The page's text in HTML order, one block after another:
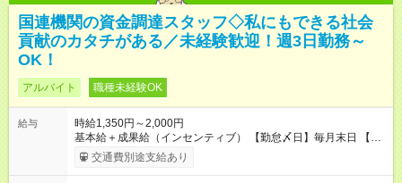
国連機関の資金調達スタッフ◇私にもできる社会
貢献のカタチがある／未経験歓迎！週3日勤務～
OK！
アルバイト 職種未経験OK
給与
時給1,350円～2,000円
基本給＋成果給（インセンティブ） 【勤怠〆日】毎月末日 【給
与支払】翌月15日 下記はモデルの月収例です。詳細は面接でご
案内します。 ────── モデル月収 ────── 【週3日／月12日
交通費別途支給あり